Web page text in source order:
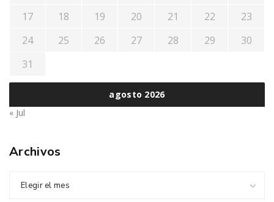
agosto 2026
17
18 19 20 21 22
23
24
25 26 27 28 29
30
31
« Jul
Archivos
Elegir el mes